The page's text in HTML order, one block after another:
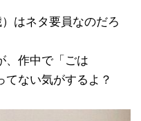
はネタ要員なのだろ
、作中で「ごは
てない気がするよ？